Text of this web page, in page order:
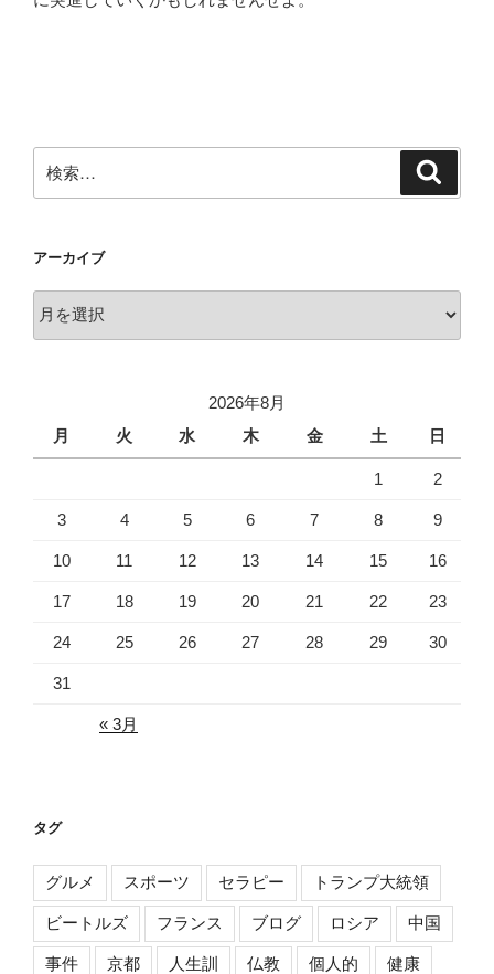
索:
アーカイブ
ー
2026年8月
月
火 水 木 金 土 日
1 2
3 4 5 6 7 8 9
10 11 12 13 14 15 16
17 18 19 20 21 22 23
24 25 26 27 28 29 30
31
« 3月
タグ
グルメ スポーツ セラピー トランプ大統領
ビートルズ フランス ブログ ロシア 中国
事件 京都 人生訓 仏教 個人的 健康